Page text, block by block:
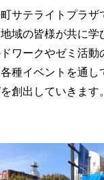
サテライトプラザ
域の皆様が共に学
ワークやゼミ活
種イベントを通し
創出していきます。